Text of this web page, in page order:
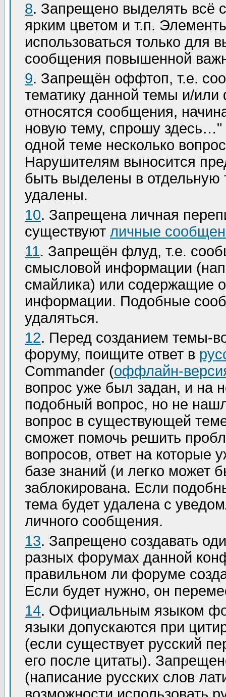
8. Запрещено выделять
ярким цветом и т.п.
использоваться только для
сообщения повышенной
9. Запрещён оффтоп, т.е.
тематику данной темы и/
относятся сообщения,
новую тему, спрошу
одной теме несколько
Нарушителям выносится
быть выделены в отдельную
удалены.
10. Запрещена личная
существуют личные
11. Запрещён флуд, т.е.
смысловой информации
смайлика) или содержащие
информации. Подобные
удаляться.
12. Перед созданием темы-
форуму, поищите ответ в
Commander (оффлайн-
вопрос уже был задан, и на
подобный вопрос, но не
вопрос в существующей
сможет помочь решить
вопросов, ответ на которые
базе знаний (и легко может
заблокирована. Если
тема будет удалена с
личного сообщения.
13. Запрещено создавать
разных форумах данной
правильном ли форуме
Если будет нужно, он
14. Официальным языком
языки допускаются при
(если существует русский
его после цитаты).
(написание русских слов